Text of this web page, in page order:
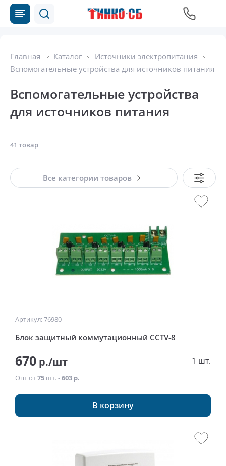
Главная Каталог
Источники электропитания
Вспомогательные устройства для источников питания
Вспомогательные устройства
для источников питания
41 товар
Все категории товаров
Артикул: 76980
Блок защитный коммутационный CCTV-8
670 р./шт 1 шт.
Опт от75 шт. -603 р.
В корзину